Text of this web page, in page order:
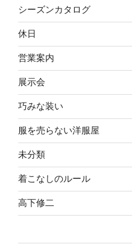
シーズンカタログ
休日
営業案内
展示会
巧みな装い
服を売らない洋服屋
未分類
着こなしのルール
高下修二